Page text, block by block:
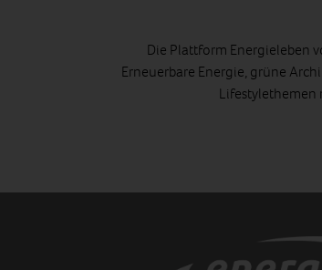
Die Plattform Energieleben
Erneuerbare Energie, grüne
Lifestylethemen